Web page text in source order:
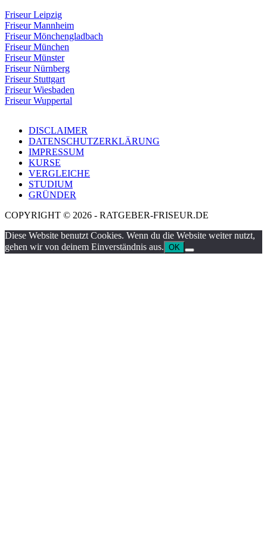
Friseur Leipzig
Friseur Mannheim
Friseur Mönchengladbach
Friseur München
Friseur Münster
Friseur Nürnberg
Friseur Stuttgart
Friseur Wiesbaden
Friseur Wuppertal
DISCLAIMER
DATENSCHUTZERKLÄRUNG
IMPRESSUM
KURSE
VERGLEICHE
STUDIUM
GRÜNDER
COPYRIGHT © 2026 - RATGEBER-FRISEUR.DE
Diese Website benutzt Cookies. Wenn du die Website weiter nutzt,
gehen wir von deinem Einverständnis aus. OK